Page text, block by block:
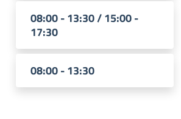
08:00 - 13:30 / 15:00 -
17:30
08:00 - 13:30